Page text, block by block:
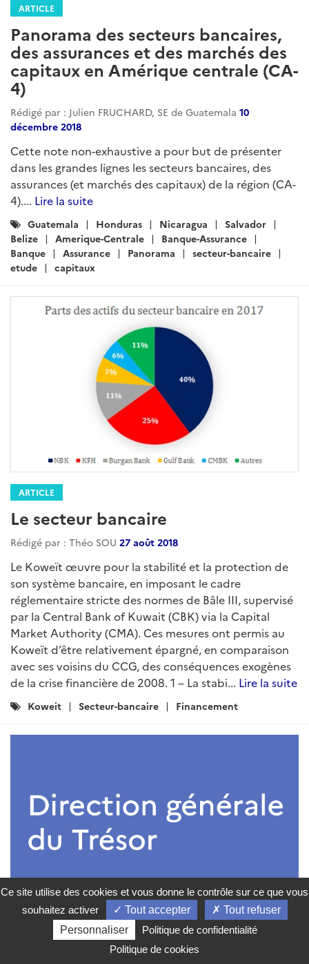
ARTICLE
Panorama des secteurs bancaires,
des assurances et des marchés des
capitaux en Amérique centrale (CA-
4)
Rédigé par : Julien FRUCHARD, SE de Guatemala 10
décembre 2018
Cette note non-exhaustive a pour but de présenter
dans les grandes lignes les secteurs bancaires, des
assurances (et marchés des capitaux) de la région (CA-
4).... Lire la suite
Catégories
:
Guatemala Honduras Nicaragua
Salvador
Belize
Amerique-Centrale
Banque-Assurance
Banque
Assurance Panorama
secteur-bancaire
etude
capitaux
ARTICLE
Le secteur bancaire
Rédigé par : Théo SOU 27 août 2018
Le Koweït œuvre pour la stabilité et la protection de
son système bancaire, en imposant le cadre
réglementaire stricte des normes de Bâle III, supervisé
par la Central Bank of Kuwait (CBK) via la Capital
Market Authority (CMA). Ces mesures ont permis au
Koweït d’être relativement épargné, en comparaison
avec ses voisins du CCG, des conséquences exogènes
de la crise financière de 2008. 1 – La stabi... Lire la suite
Catégories
Koweit Secteur-bancaire Financement
Ce site utilise des cookies et vous donne le contrôle sur ce que vous
souhaitez activer
Tout accepter
Tout refuser
Personnaliser
Politique de confidentialité
Politique de cookies